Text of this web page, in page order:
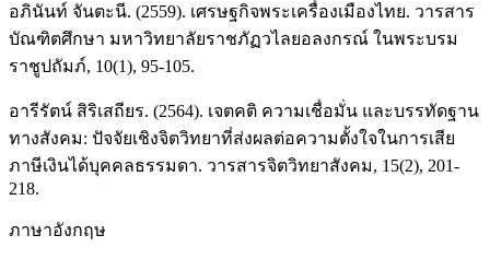
อภินันท์ จันตะนี. (2559). เศรษฐกิจพระเครื่องเมืองไทย. วารสาร
บัณฑิตศึกษา มหาวิทยาลัยราชภัฏวไลยอลงกรณ์ ในพระบรม
ราชูปถัมภ์, 10(1), 95-105.
อารีรัตน์ สิริเสถียร. (2564). เจตคติ ความเชื่อมั่น และบรรทัดฐาน
ทางสังคม: ปัจจัยเชิงจิตวิทยาที่ส่งผลต่อความตั้งใจในการเสีย
ภาษีเงินได้บุคคลธรรมดา. วารสารจิตวิทยาสังคม, 15(2), 201-
218.
ภาษาอังกฤษ